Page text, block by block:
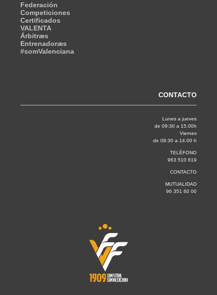
Federación
Competiciones
Certificados
VALENTA
Árbitræs
Entrenadoræs
#somValenciana
CONTACTO
Lunes a jueves
de 09:30 a 15.00h
Viernes
de 09:30 a 14.00 h
TELÉFONO
963 510 619
CONTACTO
MUTUALIDAD
96 351 60 00